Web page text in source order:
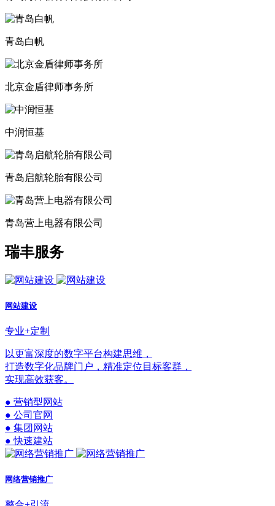
青岛白帆
北京金盾律师事务所
中润恒基
青岛启航轮胎有限公司
青岛营上电器有限公司
瑞丰服务
网站建设
专业+定制
以更富深度的数字平台构建思维，
打造数字化品牌门户，精准定位目标客群，
实现高效获客。
● 营销型网站
● 公司官网
● 集团网站
● 快速建站
网络营销推广